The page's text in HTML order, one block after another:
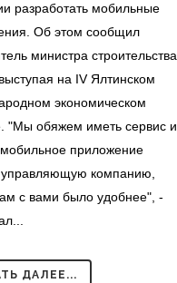
разработать мобильные
Об этом сообщил
министра строительства
на IV Ялтинском
экономическом
"Мы обяжем иметь сервис и
приложение
компанию,
с вами было удобнее", -
ДАЛЕЕ...